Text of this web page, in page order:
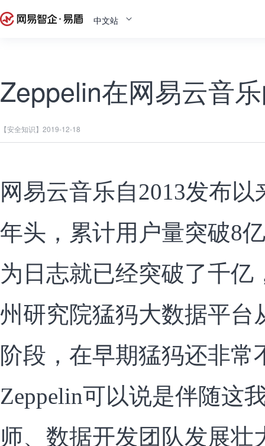
中文站
Zeppelin在网易云音
【安全知识】 2019-12-18
网易云音乐自2013发布
年头，累计用户量突破8
为日志就已经突破了千亿
州研究院猛犸大数据平台
阶段，在早期猛犸还非常
Zeppelin可以说是伴随这
师、数据开发团队发展壮